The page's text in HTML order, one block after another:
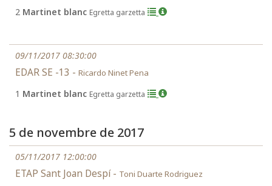
2 Martinet blanc Egretta garzetta
09/11/2017 08:30:00
EDAR SE -13 - Ricardo Ninet Pena
1 Martinet blanc Egretta garzetta
5 de novembre de 2017
05/11/2017 12:00:00
ETAP Sant Joan Despí - Toni Duarte Rodriguez